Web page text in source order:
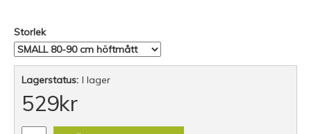
Storlek
Lagerstatus: I lager
529kr